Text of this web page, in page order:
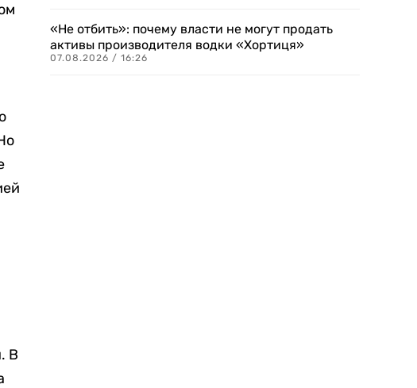
В
«Не отбить»: почему власти не могут продать
активы производителя водки «Хортиця»
07.08.2026 / 16:26